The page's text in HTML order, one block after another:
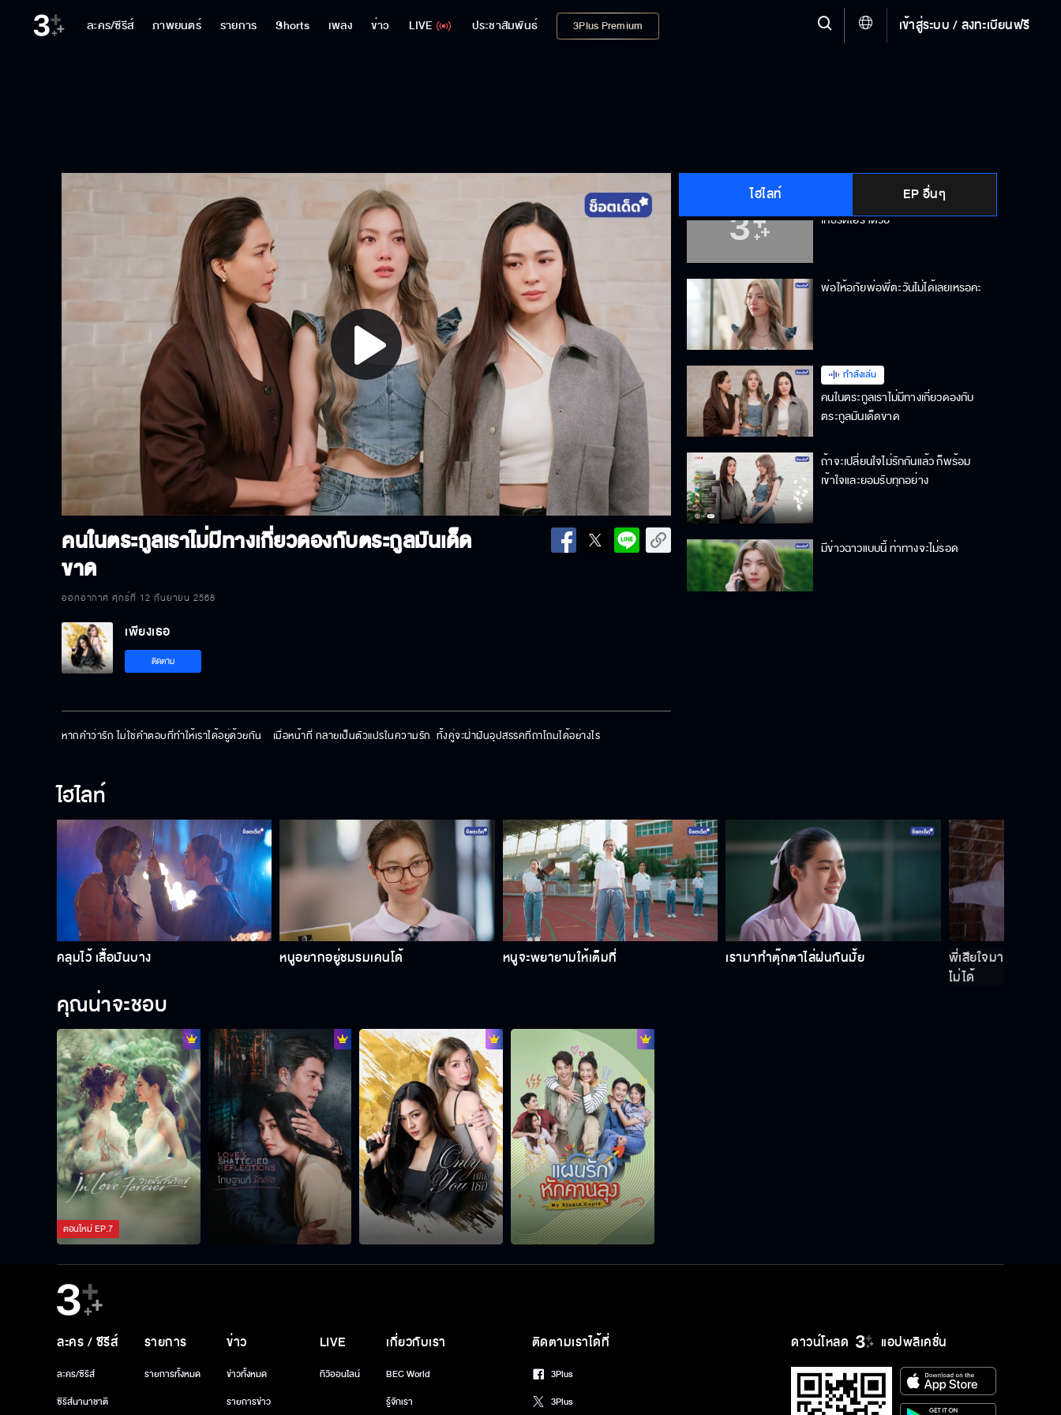
ละคร/ซีรีส์ ภาพยนตร์ รายการ Shorts เพลง ข่าว LIVE ประชาสัมพันธ์ 3Plus Premium เข้าสู่ระบบ / ลงทะเบียนฟรี
Play
Video
คนในตระกูลเราไม่มีทางเกี่ยวดองกับตระกูลมันเด็ด
ขาด
ออกอากาศ ศุกร์ที่ 12 กันยายน 2568
ไฮไลท์ EP อื่นๆ
ถ้ามันสำคัญขนาดนั้น ทำไมพ่อไม่ทำ
เองล่ะคะ
อย่าคิดทำอะไรพิเรนทร์ มาอย่างให้
เกียรติไอร่าด้วย
พ่อให้อภัยพ่อพี่ตะวันไม่ได้เลยเหรอคะ
กำลังเล่น
คนในตระกูลเราไม่มีทางเกี่ยวดองกับ
ตระกูลมันเด็ดขาด
ถ้าจะเปลี่ยนใจไม่รักกันแล้ว ก็พร้อม
เข้าใจและยอมรับทุกอย่าง
มีข่าวฉาวแบบนี้ ท่าทางจะไม่รอด
ได้บ้าง
ไอร่าจะเป็นผู้หญิงคนเดียวของพี่ เราจะ
ไม่ปล่อยมือกันนะ
รักกันมากจนลืมความรู้สึกของพ่อไป
ใจพี่อยู่ที่นี่ สูงแค่ไหนก็ไม่กลัว
เพียงเธอ
ติดตาม
หากคำว่ารัก ไม่ใช่คำตอบที่ทำให้เราได้อยู่ด้วยกัน    เมื่อหน้าที่ กลายเป็นตัวแปรในความรัก  ทั้งคู่จะฝ่าฝันอุปสรรคที่ถาโถมได้อย่างไร
ไฮไลท์
คลุมไว้ เสื้อมันบาง หนูอยากอยู่ชมรมเคนโด้ หนูจะพยายามให้เต็มที่ เรามาทำตุ๊กตาไล่ฝนกันมั้ย
พี่เสียใจมาก ที่เป็นตั
ไม่ได้
คุณน่าจะชอบ
ตอนใหม่EP.7
ดาวน์โหลด แอปพลิเคชั่น
ละคร / ซีรีส์
ละคร/ซีรีส์
ซีรีส์นานาชาติ
รายการ
รายการทั้งหมด
ข่าว
ข่าวทั้งหมด
รายการข่าว
LIVE
ทีวีออนไลน์
เกี่ยวกับเรา
BEC World
รู้จักเรา
ติดตามเราได้ที่
3Plus
3Plus